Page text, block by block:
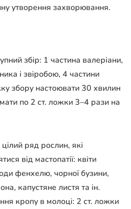
утворення захворювання.
збір: 1 частина валеріани,
і звіробою, 4 частини
збору настоювати 30 хвилин
по 2 ст. ложки 3–4 рази на
ряд рослин, які
від мастопатії: квіти
фенхелю, чорної бузини,
капустяне листя та ін.
кропу в молоці: 2 ст. ложки